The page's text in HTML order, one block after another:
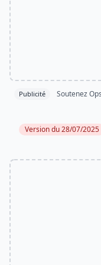
Publicité Soutenez
Version du 28/07/2025